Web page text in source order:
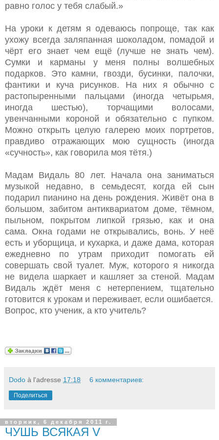
равно голос у тебя слабый.»
На уроки к детям я одеваюсь попроще, так как
ухожу всегда заляпанная шоколадом, помадой и
чёрт его знает чем ещё (лучше не знать чем).
Сумки и карманы у меня полны волшебных
подарков. Это камни, гвозди, бусинки, палочки,
фантики и куча рисунков. На них я обычно с
растопыренными пальцами (иногда четырьмя,
иногда шестью), торчащими волосами,
увенчанными короной и обязательно с пупком.
Можно открыть целую галерею моих портретов,
правдиво отражающих мою сущность (иногда
«сучность», как говорила моя тётя.)
Мадам Видаль 80 лет. Начала она заниматься
музыкой недавно, в семьдесят, когда ей сын
подарил пианино на день рождения. Живёт она в
большом, забитом антиквариатом доме, тёмном,
пыльном, покрытом липкой грязью, как и она
сама. Окна годами не открывались, вонь. У неё
есть и уборщица, и кухарка, и даже дама, которая
ежедневно по утрам приходит помогать ей
совершать свой туалет. Муж, которого я никогда
не видела шаркает и кашляет за стеной. Мадам
Видаль ждёт меня с нетерпением, тщательно
готовится к урокам и переживает, если ошибается.
Вопрос, кто ученик, а кто учитель?
Dodo à l'adresse 17:18 6 комментариев:
Поделиться
вторник, 6 декабря 2011 г.
ЧУШЬ ВСЯКАЯ V